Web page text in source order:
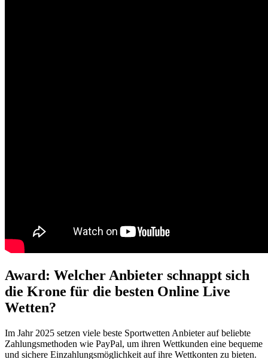
Award: Welcher Anbieter schnappt sich
die Krone für die besten Online Live
Wetten?
Im Jahr 2025 setzen viele beste Sportwetten Anbieter auf beliebte
Zahlungsmethoden wie PayPal, um ihren Wettkunden eine bequeme
und sichere Einzahlungsmöglichkeit auf ihre Wettkonten zu bieten.